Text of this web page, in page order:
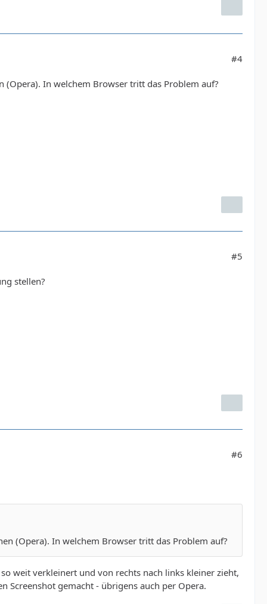
#4
(Opera). In welchem Browser tritt das Problem auf?
#5
stellen?
#6
(Opera). In welchem Browser tritt das Problem auf?
weit verkleinert und von rechts nach links kleiner zieht,
Screenshot gemacht - übrigens auch per Opera.